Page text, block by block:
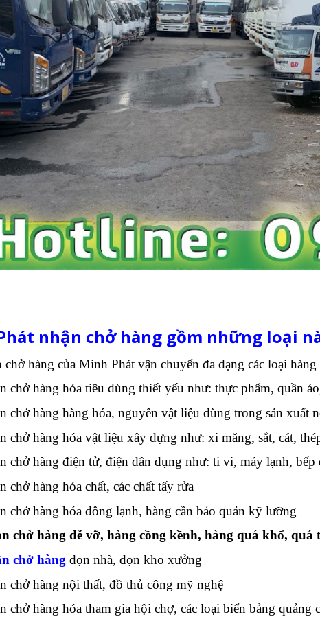
nhận chở hàng gồm những loại
hàng của Minh Phát vận chuyển đa dạng các loại
chở hàng hóa tiêu dùng thiết yếu như: thực phẩm, quần
chở hàng hàng hóa, nguyên vật liệu dùng trong sản xuất
chở hàng hóa vật liệu xây dựng như: xi măng, sắt, cát,
chở hàng điện tử, điện dân dụng như: ti vi, máy lạnh,
chở hàng hóa chất, các chất tấy rửa
chở hàng hóa đông lạnh, hàng cần bảo quản kỹ lưỡng
chở hàng dễ vỡ, hàng cồng kềnh, hàng quá khổ, quá
chở hàng dọn nhà, dọn kho xưởng
chở hàng nội thất, đồ thủ công mỹ nghệ
chở hàng hóa tham gia hội chợ, các loại biển bảng quảng